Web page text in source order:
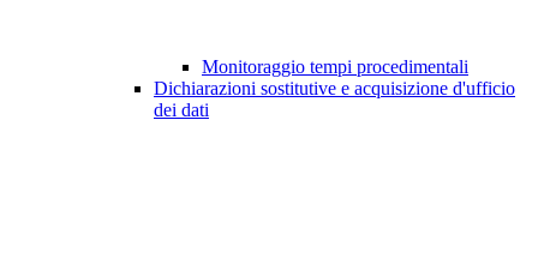
Monitoraggio tempi procedimentali
Dichiarazioni sostitutive e acquisizione d'ufficio
dei dati